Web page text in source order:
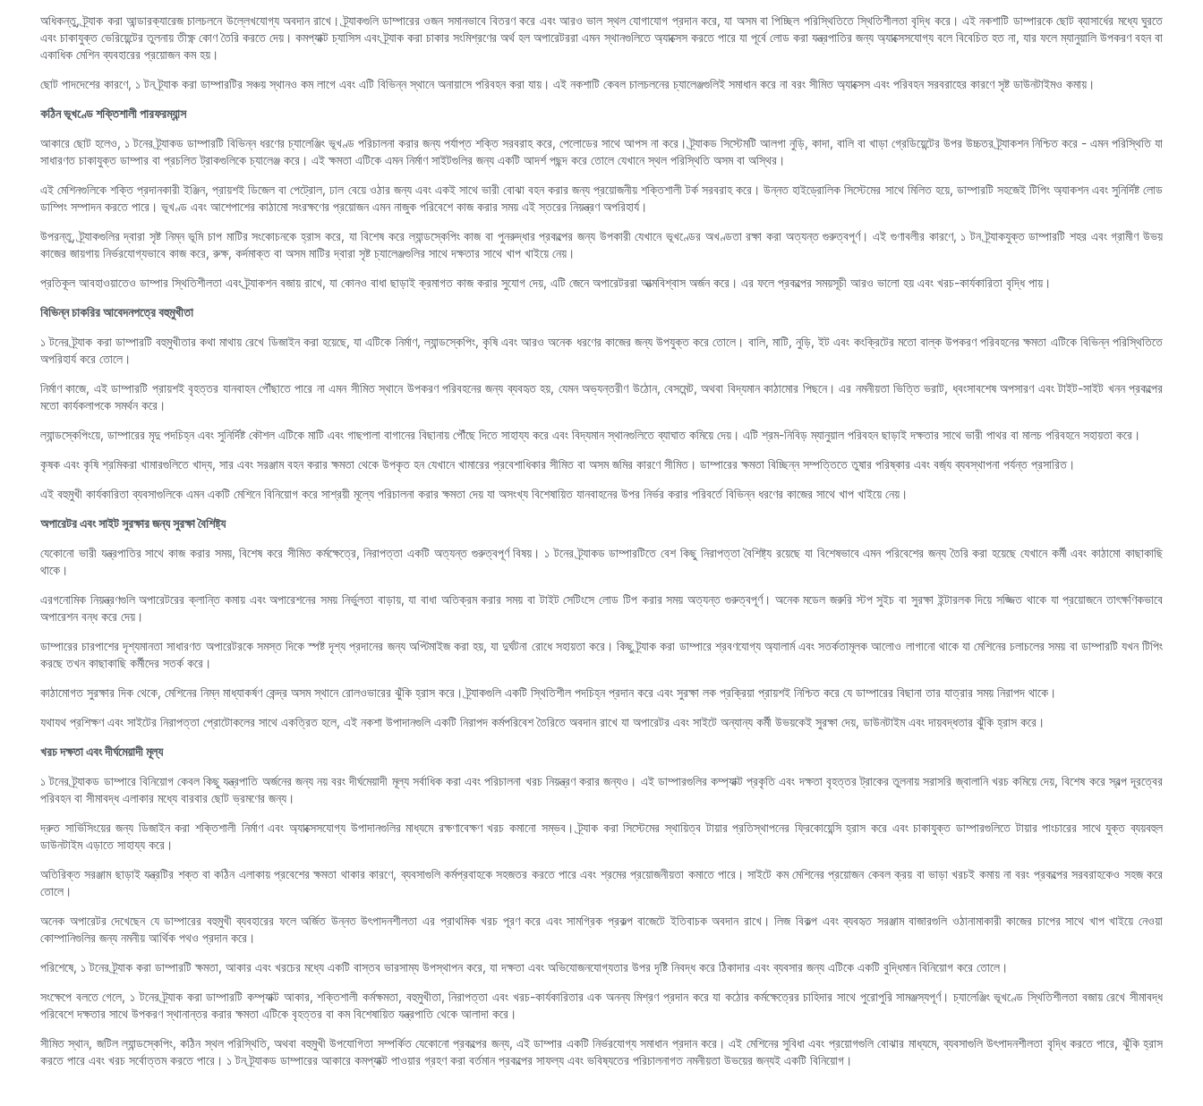
অধিকন্তু, ট্র্যাক করা আন্ডারক্যারেজ চালচলনে উল্লেখযোগ্য অবদান রাখে। ট্র্যাকগুলি ডাম্পারের ওজন সমানভাবে বিতরণ করে এবং আরও ভাল স্থল যোগাযোগ প্রদান করে, যা অসম বা পিচ্ছিল পরিস্থিতিতে স্থিতিশীলতা বৃদ্ধি করে। এই নকশাটি ডাম্পারকে ছোট ব্যাসার্ধের মধ্যে ঘুরতে
এবং চাকাযুক্ত ভেরিয়েন্টের তুলনায় তীক্ষ্ণ কোণ তৈরি করতে দেয়। কমপ্যাক্ট চ্যাসিস এবং ট্র্যাক করা চাকার সংমিশ্রণের অর্থ হল অপারেটররা এমন স্থানগুলিতে অ্যাক্সেস করতে পারে যা পূর্বে লোড করা যন্ত্রপাতির জন্য অ্যাক্সেসযোগ্য বলে বিবেচিত হত না, যার ফলে ম্যানুয়ালি উপকরণ বহন বা
একাধিক মেশিন ব্যবহারের প্রয়োজন কম হয়।
ছোট পাদদেশের কারণে, ১ টন ট্র্যাক করা ডাম্পারটির সঞ্চয় স্থানও কম লাগে এবং এটি বিভিন্ন স্থানে অনায়াসে পরিবহন করা যায়। এই নকশাটি কেবল চালচলনের চ্যালেঞ্জগুলিই সমাধান করে না বরং সীমিত অ্যাক্সেস এবং পরিবহন সরবরাহের কারণে সৃষ্ট ডাউনটাইমও কমায়।
কঠিন ভূখণ্ডে শক্তিশালী পারফরম্যান্স
আকারে ছোট হলেও, ১ টনের ট্র্যাকড ডাম্পারটি বিভিন্ন ধরণের চ্যালেঞ্জিং ভূখণ্ড পরিচালনা করার জন্য পর্যাপ্ত শক্তি সরবরাহ করে, পেলোডের সাথে আপস না করে। ট্র্যাকড সিস্টেমটি আলগা নুড়ি, কাদা, বালি বা খাড়া গ্রেডিয়েন্টের উপর উচ্চতর ট্র্যাকশন নিশ্চিত করে - এমন পরিস্থিতি যা
সাধারণত চাকাযুক্ত ডাম্পার বা প্রচলিত ট্রাকগুলিকে চ্যালেঞ্জ করে। এই ক্ষমতা এটিকে এমন নির্মাণ সাইটগুলির জন্য একটি আদর্শ পছন্দ করে তোলে যেখানে স্থল পরিস্থিতি অসম বা অস্থির।
এই মেশিনগুলিকে শক্তি প্রদানকারী ইঞ্জিন, প্রায়শই ডিজেল বা পেট্রোল, ঢাল বেয়ে ওঠার জন্য এবং একই সাথে ভারী বোঝা বহন করার জন্য প্রয়োজনীয় শক্তিশালী টর্ক সরবরাহ করে। উন্নত হাইড্রোলিক সিস্টেমের সাথে মিলিত হয়ে, ডাম্পারটি সহজেই টিপিং অ্যাকশন এবং সুনির্দিষ্ট লোড
ডাম্পিং সম্পাদন করতে পারে। ভূখণ্ড এবং আশেপাশের কাঠামো সংরক্ষণের প্রয়োজন এমন নাজুক পরিবেশে কাজ করার সময় এই স্তরের নিয়ন্ত্রণ অপরিহার্য।
উপরন্তু, ট্র্যাকগুলির দ্বারা সৃষ্ট নিম্ন ভূমি চাপ মাটির সংকোচনকে হ্রাস করে, যা বিশেষ করে ল্যান্ডস্কেপিং কাজ বা পুনরুদ্ধার প্রকল্পের জন্য উপকারী যেখানে ভূখণ্ডের অখণ্ডতা রক্ষা করা অত্যন্ত গুরুত্বপূর্ণ। এই গুণাবলীর কারণে, ১ টন ট্র্যাকযুক্ত ডাম্পারটি শহর এবং গ্রামীণ উভয়
কাজের জায়গায় নির্ভরযোগ্যভাবে কাজ করে, রুক্ষ, কর্দমাক্ত বা অসম মাটির দ্বারা সৃষ্ট চ্যালেঞ্জগুলির সাথে দক্ষতার সাথে খাপ খাইয়ে নেয়।
প্রতিকূল আবহাওয়াতেও ডাম্পার স্থিতিশীলতা এবং ট্র্যাকশন বজায় রাখে, যা কোনও বাধা ছাড়াই ক্রমাগত কাজ করার সুযোগ দেয়, এটি জেনে অপারেটররা আত্মবিশ্বাস অর্জন করে। এর ফলে প্রকল্পের সময়সূচী আরও ভালো হয় এবং খরচ-কার্যকারিতা বৃদ্ধি পায়।
বিভিন্ন চাকরির আবেদনপত্রে বহুমুখীতা
১ টনের ট্র্যাক করা ডাম্পারটি বহুমুখীতার কথা মাথায় রেখে ডিজাইন করা হয়েছে, যা এটিকে নির্মাণ, ল্যান্ডস্কেপিং, কৃষি এবং আরও অনেক ধরণের কাজের জন্য উপযুক্ত করে তোলে। বালি, মাটি, নুড়ি, ইট এবং কংক্রিটের মতো বাল্ক উপকরণ পরিবহনের ক্ষমতা এটিকে বিভিন্ন পরিস্থিতিতে
অপরিহার্য করে তোলে।
নির্মাণ কাজে, এই ডাম্পারটি প্রায়শই বৃহত্তর যানবাহন পৌঁছাতে পারে না এমন সীমিত স্থানে উপকরণ পরিবহনের জন্য ব্যবহৃত হয়, যেমন অভ্যন্তরীণ উঠোন, বেসমেন্ট, অথবা বিদ্যমান কাঠামোর পিছনে। এর নমনীয়তা ভিত্তি ভরাট, ধ্বংসাবশেষ অপসারণ এবং টাইট-সাইট খনন প্রকল্পের
মতো কার্যকলাপকে সমর্থন করে।
ল্যান্ডস্কেপিংয়ে, ডাম্পারের মৃদু পদচিহ্ন এবং সুনির্দিষ্ট কৌশল এটিকে মাটি এবং গাছপালা বাগানের বিছানায় পৌঁছে দিতে সাহায্য করে এবং বিদ্যমান স্থানগুলিতে ব্যাঘাত কমিয়ে দেয়। এটি শ্রম-নিবিড় ম্যানুয়াল পরিবহন ছাড়াই দক্ষতার সাথে ভারী পাথর বা মালচ পরিবহনে সহায়তা করে।
কৃষক এবং কৃষি শ্রমিকরা খামারগুলিতে খাদ্য, সার এবং সরঞ্জাম বহন করার ক্ষমতা থেকে উপকৃত হন যেখানে খামারের প্রবেশাধিকার সীমিত বা অসম জমির কারণে সীমিত। ডাম্পারের ক্ষমতা বিচ্ছিন্ন সম্পত্তিতে তুষার পরিষ্কার এবং বর্জ্য ব্যবস্থাপনা পর্যন্ত প্রসারিত।
এই বহুমুখী কার্যকারিতা ব্যবসাগুলিকে এমন একটি মেশিনে বিনিয়োগ করে সাশ্রয়ী মূল্যে পরিচালনা করার ক্ষমতা দেয় যা অসংখ্য বিশেষায়িত যানবাহনের উপর নির্ভর করার পরিবর্তে বিভিন্ন ধরণের কাজের সাথে খাপ খাইয়ে নেয়।
অপারেটর এবং সাইট সুরক্ষার জন্য সুরক্ষা বৈশিষ্ট্য
যেকোনো ভারী যন্ত্রপাতির সাথে কাজ করার সময়, বিশেষ করে সীমিত কর্মক্ষেত্রে, নিরাপত্তা একটি অত্যন্ত গুরুত্বপূর্ণ বিষয়। ১ টনের ট্র্যাকড ডাম্পারটিতে বেশ কিছু নিরাপত্তা বৈশিষ্ট্য রয়েছে যা বিশেষভাবে এমন পরিবেশের জন্য তৈরি করা হয়েছে যেখানে কর্মী এবং কাঠামো কাছাকাছি
থাকে।
এরগনোমিক নিয়ন্ত্রণগুলি অপারেটরের ক্লান্তি কমায় এবং অপারেশনের সময় নির্ভুলতা বাড়ায়, যা বাধা অতিক্রম করার সময় বা টাইট সেটিংসে লোড টিপ করার সময় অত্যন্ত গুরুত্বপূর্ণ। অনেক মডেল জরুরি স্টপ সুইচ বা সুরক্ষা ইন্টারলক দিয়ে সজ্জিত থাকে যা প্রয়োজনে তাৎক্ষণিকভাবে
অপারেশন বন্ধ করে দেয়।
ডাম্পারের চারপাশের দৃশ্যমানতা সাধারণত অপারেটরকে সমস্ত দিকে স্পষ্ট দৃশ্য প্রদানের জন্য অপ্টিমাইজ করা হয়, যা দুর্ঘটনা রোধে সহায়তা করে। কিছু ট্র্যাক করা ডাম্পারে শ্রবণযোগ্য অ্যালার্ম এবং সতর্কতামূলক আলোও লাগানো থাকে যা মেশিনের চলাচলের সময় বা ডাম্পারটি যখন টিপিং
করছে তখন কাছাকাছি কর্মীদের সতর্ক করে।
কাঠামোগত সুরক্ষার দিক থেকে, মেশিনের নিম্ন মাধ্যাকর্ষণ কেন্দ্র অসম স্থানে রোলওভারের ঝুঁকি হ্রাস করে। ট্র্যাকগুলি একটি স্থিতিশীল পদচিহ্ন প্রদান করে এবং সুরক্ষা লক প্রক্রিয়া প্রায়শই নিশ্চিত করে যে ডাম্পারের বিছানা তার যাত্রার সময় নিরাপদ থাকে।
যথাযথ প্রশিক্ষণ এবং সাইটের নিরাপত্তা প্রোটোকলের সাথে একত্রিত হলে, এই নকশা উপাদানগুলি একটি নিরাপদ কর্মপরিবেশ তৈরিতে অবদান রাখে যা অপারেটর এবং সাইটে অন্যান্য কর্মী উভয়কেই সুরক্ষা দেয়, ডাউনটাইম এবং দায়বদ্ধতার ঝুঁকি হ্রাস করে।
খরচ দক্ষতা এবং দীর্ঘমেয়াদী মূল্য
১ টনের ট্র্যাকড ডাম্পারে বিনিয়োগ কেবল কিছু যন্ত্রপাতি অর্জনের জন্য নয় বরং দীর্ঘমেয়াদী মূল্য সর্বাধিক করা এবং পরিচালনা খরচ নিয়ন্ত্রণ করার জন্যও। এই ডাম্পারগুলির কম্প্যাক্ট প্রকৃতি এবং দক্ষতা বৃহত্তর ট্রাকের তুলনায় সরাসরি জ্বালানি খরচ কমিয়ে দেয়, বিশেষ করে স্বল্প দূরত্বের
পরিবহন বা সীমাবদ্ধ এলাকার মধ্যে বারবার ছোট ভ্রমণের জন্য।
দ্রুত সার্ভিসিংয়ের জন্য ডিজাইন করা শক্তিশালী নির্মাণ এবং অ্যাক্সেসযোগ্য উপাদানগুলির মাধ্যমে রক্ষণাবেক্ষণ খরচ কমানো সম্ভব। ট্র্যাক করা সিস্টেমের স্থায়িত্ব টায়ার প্রতিস্থাপনের ফ্রিকোয়েন্সি হ্রাস করে এবং চাকাযুক্ত ডাম্পারগুলিতে টায়ার পাংচারের সাথে যুক্ত ব্যয়বহুল
ডাউনটাইম এড়াতে সাহায্য করে।
অতিরিক্ত সরঞ্জাম ছাড়াই যন্ত্রটির শক্ত বা কঠিন এলাকায় প্রবেশের ক্ষমতা থাকার কারণে, ব্যবসাগুলি কর্মপ্রবাহকে সহজতর করতে পারে এবং শ্রমের প্রয়োজনীয়তা কমাতে পারে। সাইটে কম মেশিনের প্রয়োজন কেবল ক্রয় বা ভাড়া খরচই কমায় না বরং প্রকল্পের সরবরাহকেও সহজ করে
তোলে।
অনেক অপারেটর দেখেছেন যে ডাম্পারের বহুমুখী ব্যবহারের ফলে অর্জিত উন্নত উৎপাদনশীলতা এর প্রাথমিক খরচ পূরণ করে এবং সামগ্রিক প্রকল্প বাজেটে ইতিবাচক অবদান রাখে। লিজ বিকল্প এবং ব্যবহৃত সরঞ্জাম বাজারগুলি ওঠানামাকারী কাজের চাপের সাথে খাপ খাইয়ে নেওয়া
কোম্পানিগুলির জন্য নমনীয় আর্থিক পথও প্রদান করে।
পরিশেষে, ১ টনের ট্র্যাক করা ডাম্পারটি ক্ষমতা, আকার এবং খরচের মধ্যে একটি বাস্তব ভারসাম্য উপস্থাপন করে, যা দক্ষতা এবং অভিযোজনযোগ্যতার উপর দৃষ্টি নিবদ্ধ করে ঠিকাদার এবং ব্যবসার জন্য এটিকে একটি বুদ্ধিমান বিনিয়োগ করে তোলে।
সংক্ষেপে বলতে গেলে, ১ টনের ট্র্যাক করা ডাম্পারটি কম্প্যাক্ট আকার, শক্তিশালী কর্মক্ষমতা, বহুমুখীতা, নিরাপত্তা এবং খরচ-কার্যকারিতার এক অনন্য মিশ্রণ প্রদান করে যা কঠোর কর্মক্ষেত্রের চাহিদার সাথে পুরোপুরি সামঞ্জস্যপূর্ণ। চ্যালেঞ্জিং ভূখণ্ডে স্থিতিশীলতা বজায় রেখে সীমাবদ্ধ
পরিবেশে দক্ষতার সাথে উপকরণ স্থানান্তর করার ক্ষমতা এটিকে বৃহত্তর বা কম বিশেষায়িত যন্ত্রপাতি থেকে আলাদা করে।
সীমিত স্থান, জটিল ল্যান্ডস্কেপিং, কঠিন স্থল পরিস্থিতি, অথবা বহুমুখী উপযোগিতা সম্পর্কিত যেকোনো প্রকল্পের জন্য, এই ডাম্পার একটি নির্ভরযোগ্য সমাধান প্রদান করে। এই মেশিনের সুবিধা এবং প্রয়োগগুলি বোঝার মাধ্যমে, ব্যবসাগুলি উৎপাদনশীলতা বৃদ্ধি করতে পারে, ঝুঁকি হ্রাস
করতে পারে এবং খরচ সর্বোত্তম করতে পারে। ১ টন ট্র্যাকড ডাম্পারের আকারে কমপ্যাক্ট পাওয়ার গ্রহণ করা বর্তমান প্রকল্পের সাফল্য এবং ভবিষ্যতের পরিচালনাগত নমনীয়তা উভয়ের জন্যই একটি বিনিয়োগ।